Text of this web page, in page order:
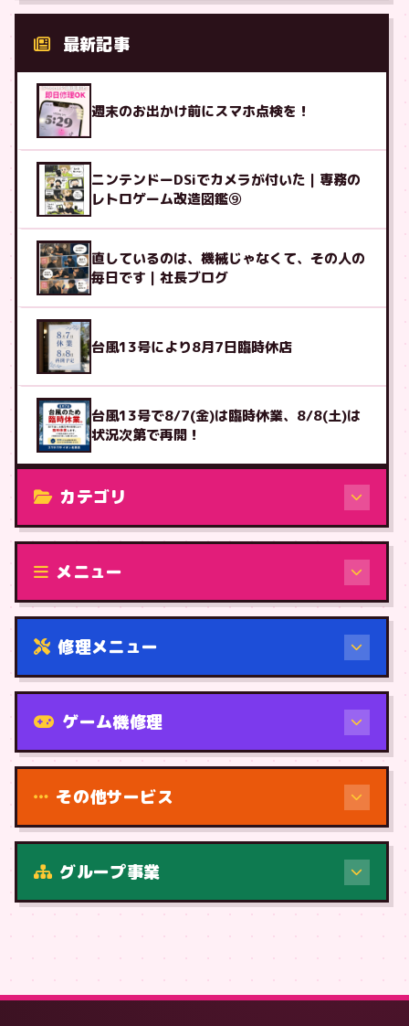
最新記事
週末のお出かけ前にスマホ点検を！
ニンテンドーDSiでカメラが付いた｜専務の
レトロゲーム改造図鑑⑨
直しているのは、機械じゃなくて、その人の
毎日です｜社長ブログ
台風13号により8月7日臨時休店
台風13号で8/7(金)は臨時休業、8/8(土)は
状況次第で再開！
カテゴリ
修理（機種から）
メニュー
修理メニュー
機種から
症状・内容から
ゲーム機修理
その他サービス
グループ事業